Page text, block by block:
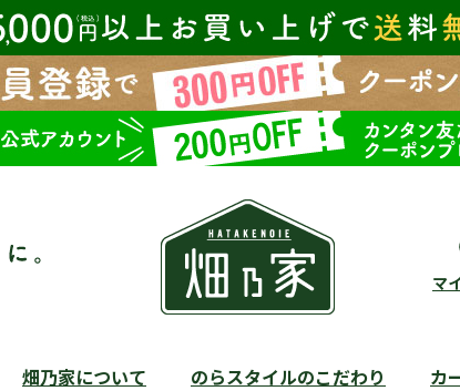
マ
畑乃家について のらスタイルのこだわり カ
検索